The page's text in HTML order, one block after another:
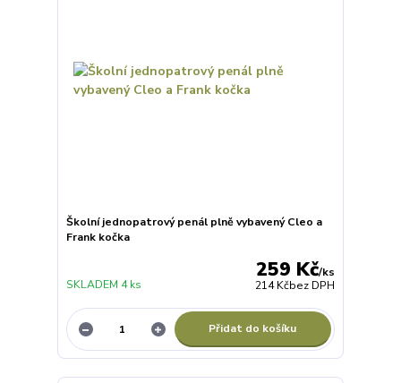
Školní jednopatrový penál plně vybavený Cleo a
Frank kočka
259 Kč/ks
214 Kčbez DPH
SKLADEM 4 ks
Přidat do košíku